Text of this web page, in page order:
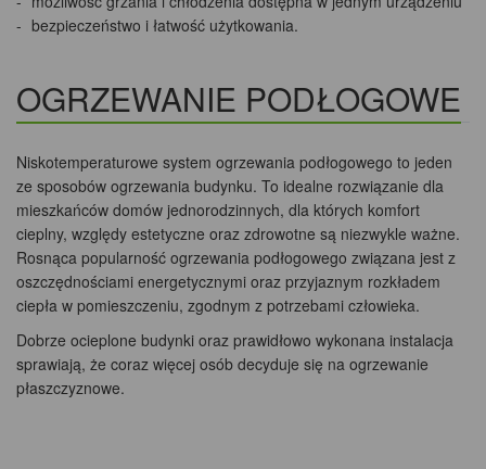
bezpieczeństwo i łatwość użytkowania.
OGRZEWANIE PODŁOGOWE
Niskotemperaturowe system ogrzewania podłogowego to jeden
ze sposobów ogrzewania budynku. To idealne rozwiązanie dla
mieszkańców domów jednorodzinnych, dla których komfort
cieplny, względy estetyczne oraz zdrowotne są niezwykle ważne.
Rosnąca popularność ogrzewania podłogowego związana jest z
oszczędnościami energetycznymi oraz przyjaznym rozkładem
ciepła w pomieszczeniu, zgodnym z potrzebami człowieka.
Dobrze ocieplone budynki oraz prawidłowo wykonana instalacja
sprawiają, że coraz więcej osób decyduje się na ogrzewanie
płaszczyznowe.